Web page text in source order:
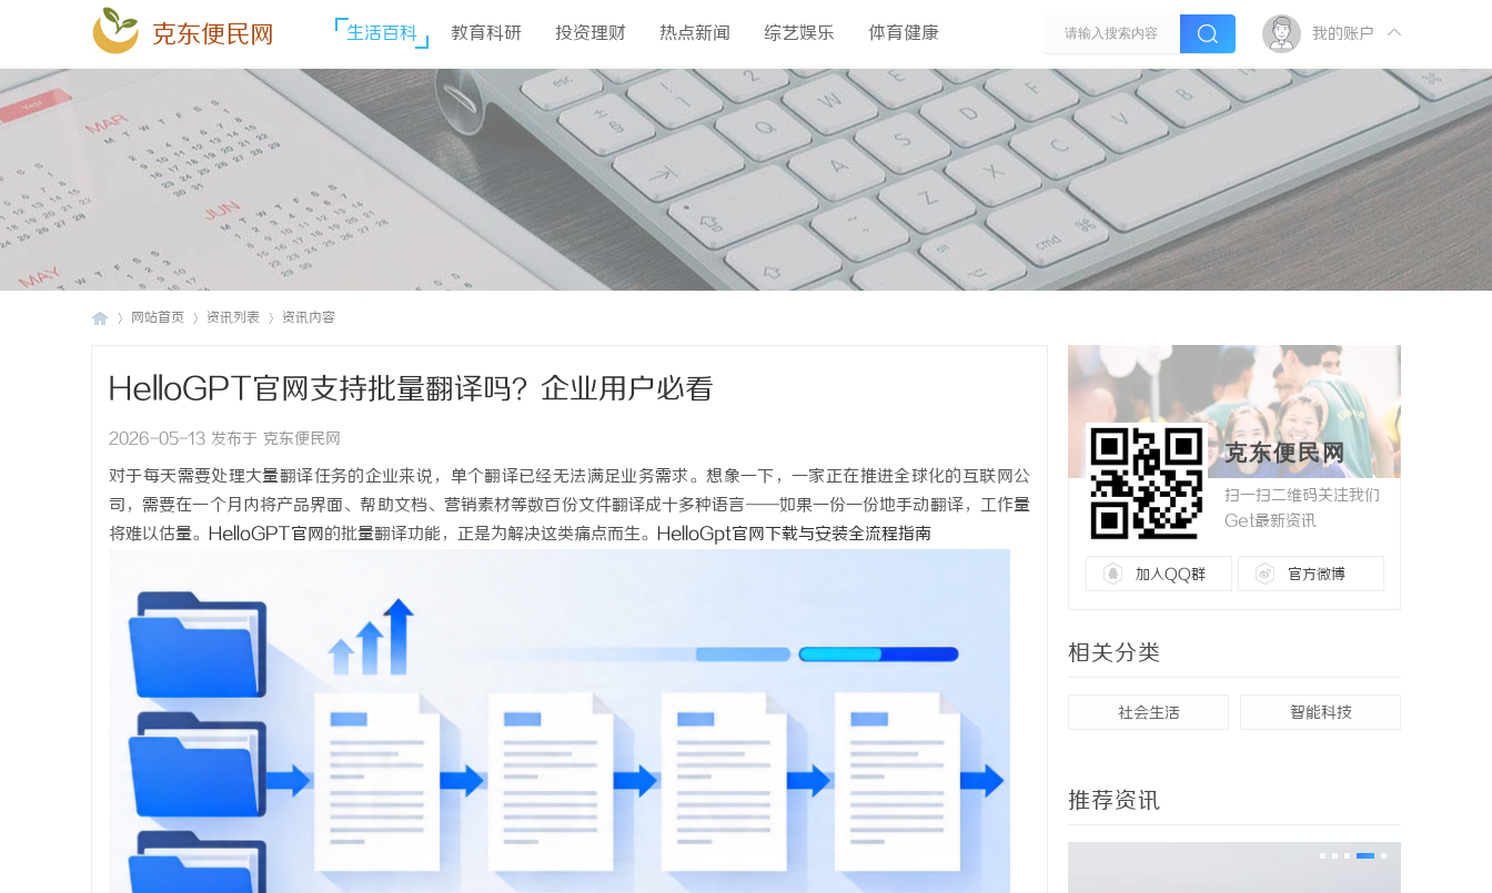
克东便民网 生活百科 教育科研 投资理财 热点新闻 综艺娱乐 体育健康 我的账户
网站首页 资讯列表 资讯内容
HelloGPT官网支持批量翻译吗？企业用户必看
2026-05-13 发布于 克东便民网
对于每天需要处理大量翻译任务的企业来说，单个翻译已经无法满足业务需求。想象一下，一家正在推进全球化的互联网公
司，需要在一个月内将产品界面、帮助文档、营销素材等数百份文件翻译成十多种语言——如果一份一份地手动翻译，工作量
将难以估量。 HelloGPT官网的批量翻译功能，正是为解决这类痛点而生。 HelloGpt官网下载与安装全流程指南
克东便民网
扫一扫二维码关注我们
Get最新资讯
加入QQ群 官方微博
相关分类
社会生活 智能科技
推荐资讯